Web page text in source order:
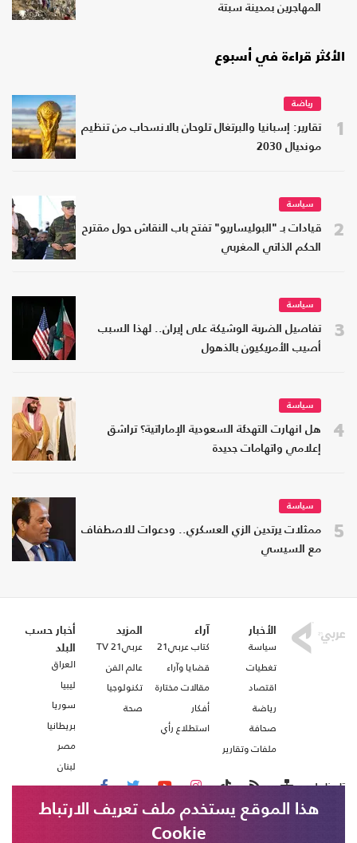
المهاجرين بمدينة سبتة
الأكثر قراءة في أسبوع
1
رياضة
تقارير: إسبانيا والبرتغال تلوحان بالانسحاب من تنظيم
مونديال 2030
2
سياسة
قيادات بـ "البوليساريو" تفتح باب النقاش حول مقترح
الحكم الذاتي المغربي
3
سياسة
تفاصيل الضربة الوشيكة على إيران.. لهذا السبب
أصيب الأمريكيون بالذهول
4
سياسة
هل انهارت التهدئة السعودية الإماراتية؟ تراشق
إعلامي واتهامات جديدة
5
سياسة
ممثلات يرتدين الزي العسكري.. ودعوات للاصطفاف
مع السيسي
الأخبار
سياسة
تغطيات
اقتصاد
رياضة
صحافة
ملفات وتقارير
آراء
كتاب عربي21
قضايا وآراء
مقالات مختارة
أفكار
استطلاع رأي
المزيد
عربي21 TV
عالم الفن
تكنولوجيا
صحة
أخبار حسب
البلد
العراق
ليبيا
سوريا
بريطانيا
مصر
لبنان
تابعنا على
هذا الموقع يستخدم ملف تعريف الارتباط
Cookie